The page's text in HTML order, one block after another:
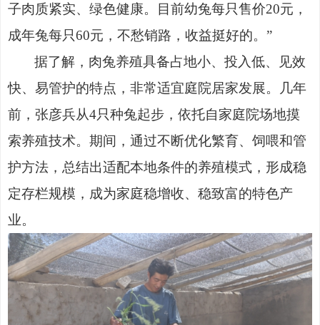
子肉质紧实、绿色健康。目前幼兔每只售价20元，
成年兔每只60元，不愁销路，收益挺好的。”
据了解，肉兔养殖具备占地小、投入低、见效
快、易管护的特点，非常适宜庭院居家发展。几年
前，张彦兵从4只种兔起步，依托自家庭院场地摸
索养殖技术。期间，通过不断优化繁育、饲喂和管
护方法，总结出适配本地条件的养殖模式，形成稳
定存栏规模，成为家庭稳增收、稳致富的特色产
业。